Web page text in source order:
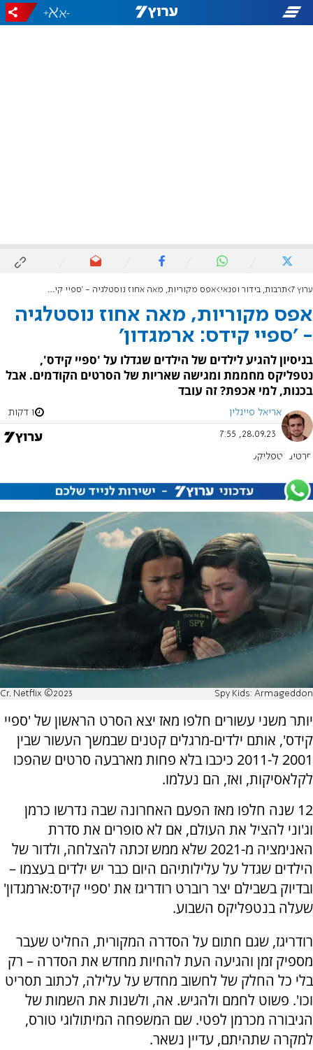
-
+
ערוץ 7 תרבות, בידור ופנאי אפס מקוריות, מאה אחוז נוסטלגיה - 'ספיי קידס: ארמגדון'
אפס מקוריות, מאה אחוז נוסטלגיה
- 'ספיי קידס: ארמגדון'
בניסיון להגיע לילדים של הילדים שגדלו על 'ספיי קידס',
נטפליקס מחממת ומגישה שאריות של הסרטים הקודמים. אבל
בכנות, למי אכפת? זה עובד
אריאל פייגלין 1 דקות
28.09.23, 7:55
סרטים נטפליקס
Spy Kids: Armageddon
Cr. Netflix ©2023
יותר משני עשורים חלפו מאז יצא הסרט הראשון של 'ספיי
קידס', אותם ילדים-מרגלים קטנים שבמשך העשור שבין
2001 ל-2011 כיכבו בלא פחות מארבעה סרטים שהפכו
לקלאסיקות, ואז, הם נעלמו.
12 שנה חלפו מאז הפעם האחרונה שבה נדרשו כרמן
וג'וני להציל את העולם, אם לא סופרים את סדרת
האנימציה מ-2021 שלא ממש זכתה להצלחה, ולדור של
הילדים שגדל על עלילותיהם היום כבר יש ילדים בעצמו –
ובדיוק בשבילם יצר רוברט רודריגז את 'ספיי קידס:ארמגדון'
שעלה בנטפליקס השבוע.
רודריגז, שגם חתום על הסדרה המקורית, החליט שעבר
מספיק זמן והגיעה העת להחיות מחדש את הסדרה – רק
בלי כל החלק של לחשוב מחדש על עלילה, לכתוב תסריט
וכו'. פשוט לחמם ולהגיש. אה, ולשנות את השמות של
הגיבורה מכרמן לפטי. שם המשפחה המיתולוגי טורס,
למקרה שתהיתם, עדיין נשאר.